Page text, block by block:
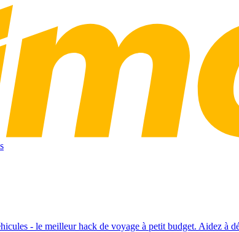
- le meilleur hack de voyage à petit budget. Aidez à